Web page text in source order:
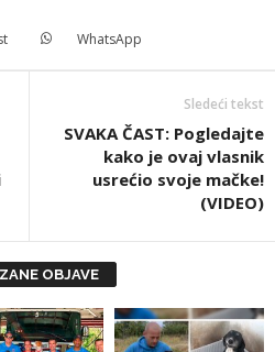
WhatsApp
Sledeći tekst
SVAKA ČAST: Pogledajte
kako je ovaj vlasnik
usrećio svoje mačke!
(VIDEO)
OBJAVE